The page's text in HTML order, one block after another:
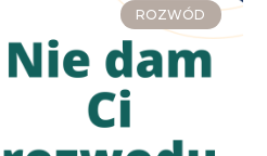
ROZWÓD